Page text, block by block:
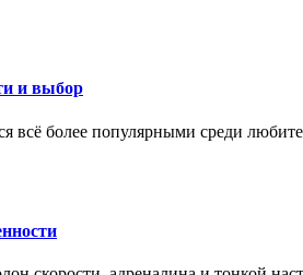
и выбор
всё более популярными среди